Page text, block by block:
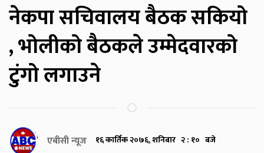
नेकपा सचिवालय बैठक सकियो
, भोलीको बैठकले उम्मेदवारको
टुंगो लगाउने
एबीसी न्यूज १६ कार्तिक २०७६, शनिबार २ : १० बजे